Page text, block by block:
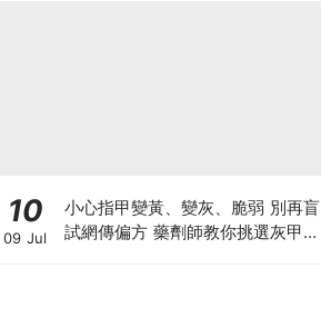
10
09 Jul
小心指甲變黃、變灰、脆弱 別再盲
試網傳偏方 藥劑師教你挑選灰甲產